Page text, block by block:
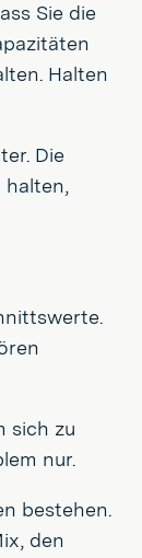
Sie die
Halten
Die
halten,
sich zu
nur.
bestehen.
den